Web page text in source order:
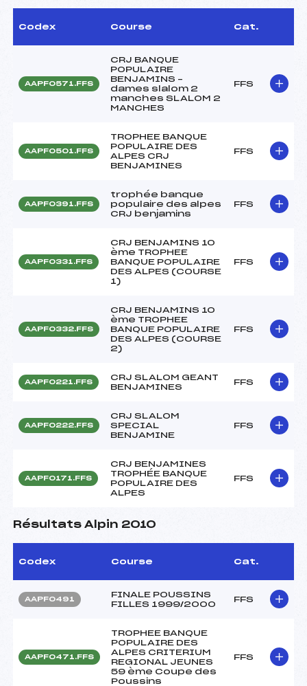
Codex Course Cat.
AAPF0571.FFS
CRJ BANQUE
POPULAIRE
BENJAMINS –
dames slalom 2
manches SLALOM 2
MANCHES
FFS
AAPF0501.FFS
TROPHEE BANQUE
POPULAIRE DES
ALPES CRJ
BENJAMINES
FFS
AAPF0391.FFS
trophée banque
populaire des alpes
CRJ benjamins
FFS
AAPF0331.FFS
CRJ BENJAMINS 10
ème TROPHEE
BANQUE POPULAIRE
DES ALPES (COURSE
1)
FFS
AAPF0332.FFS
CRJ BENJAMINS 10
ème TROPHEE
BANQUE POPULAIRE
DES ALPES (COURSE
2)
FFS
AAPF0221.FFS
CRJ SLALOM GEANT
BENJAMINES
FFS
AAPF0222.FFS
CRJ SLALOM
SPECIAL
BENJAMINE
FFS
AAPF0171.FFS
CRJ BENJAMINES
TROPHÉE BANQUE
POPULAIRE DES
ALPES
FFS
Résultats Alpin 2010
Codex Course Cat.
AAPF0491
FINALE POUSSINS
FILLES 1999/2000
FFS
AAPF0471.FFS
TROPHEE BANQUE
POPULAIRE DES
ALPES CRITERIUM
REGIONAL JEUNES
59 ème Coupe des
Poussins
FFS